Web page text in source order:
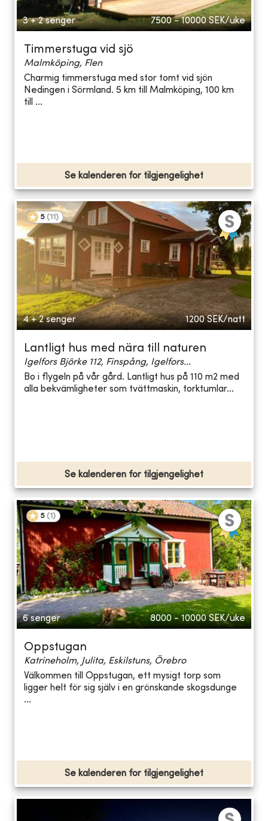
3 + 2 senger 7500 - 10000 SEK/uke
Timmerstuga vid sjö
Malmköping, Flen
Charmig timmerstuga med stor tomt vid sjön
Nedingen i Sörmland. 5 km till Malmköping, 100 km
till ...
Se kalenderen for tilgjengelighet
5 (11 )
4 + 2 senger 1200 SEK/natt
Lantligt hus med nära till naturen
Igelfors Björke 112, Finspång, Igelfors...
Bo i flygeln på vår gård. Lantligt hus på 110 m2 med
alla bekvämligheter som tvättmaskin, torktumlar...
Se kalenderen for tilgjengelighet
5 (1 )
6 senger 8000 - 10000 SEK/uke
Oppstugan
Katrineholm, Julita, Eskilstuns, Örebro
Välkommen till Oppstugan, ett mysigt torp som
ligger helt för sig själv i en grönskande skogsdunge
...
Se kalenderen for tilgjengelighet